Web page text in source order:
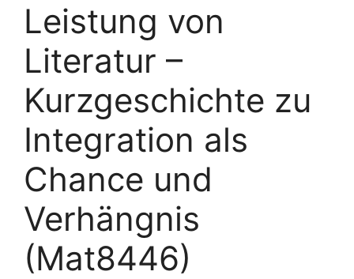
Leistung von
Literatur –
Kurzgeschichte zu
Integration als
Chance und
Verhängnis
(Mat8446)